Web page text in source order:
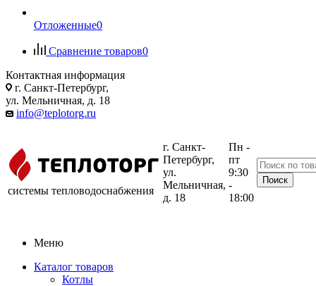
Отложенные0
Сравнение товаров0
Контактная информация
г. Санкт-Петербург,
ул. Мельничная, д. 18
info@teplotorg.ru
системы тепловодоснабжения
г. Санкт-
Петербург,
ул.
Мельничная,
д. 18
Пн -
пт
9:30
-
18:00
Меню
Каталог товаров
Котлы